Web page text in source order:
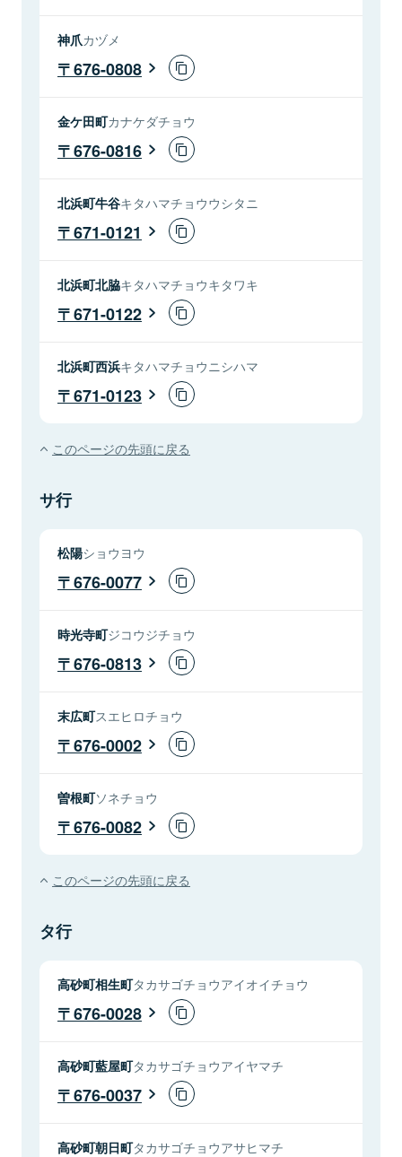
神爪カヅメ
676-0808
金ケ田町カナケダチョウ
676-0816
北浜町牛谷キタハマチョウウシタニ
671-0121
北浜町北脇キタハマチョウキタワキ
671-0122
北浜町西浜キタハマチョウニシハマ
671-0123
このページの先頭に戻る
サ行
松陽ショウヨウ
676-0077
時光寺町ジコウジチョウ
676-0813
末広町スエヒロチョウ
676-0002
曽根町ソネチョウ
676-0082
このページの先頭に戻る
タ行
高砂町相生町タカサゴチョウアイオイチョウ
676-0028
高砂町藍屋町タカサゴチョウアイヤマチ
676-0037
高砂町朝日町タカサゴチョウアサヒマチ